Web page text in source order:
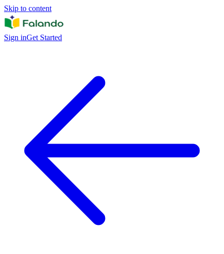
Skip to content
Sign inGet Started